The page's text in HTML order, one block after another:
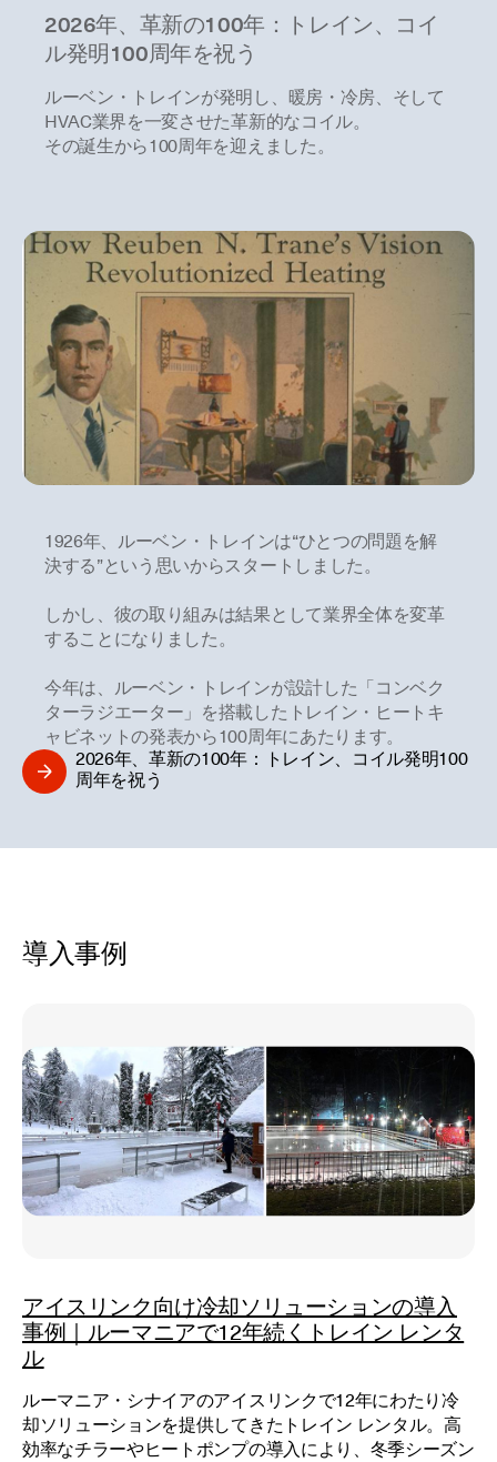
2026年、革新の100年：トレイン、コイ
ル発明100周年を祝う
ルーベン・トレインが発明し、暖房・冷房、そして
HVAC業界を一変させた革新的なコイル。
その誕生から100周年を迎えました。
1926年、ルーベン・トレインは“ひとつの問題を解
決する”という思いからスタートしました。
しかし、彼の取り組みは結果として業界全体を変革
することになりました。
今年は、ルーベン・トレインが設計した「コンベク
ターラジエーター」を搭載したトレイン・ヒートキ
ャビネットの発表から100周年にあたります。
2026年、革新の100年：トレイン、コイル発明100
周年を祝う
導入事例
アイスリンク向け冷却ソリューションの導入
事例｜ルーマニアで12年続くトレイン レンタ
ル
ルーマニア・シナイアのアイスリンクで12年にわたり冷
却ソリューションを提供してきたトレイン レンタル。高
効率なチラーやヒートポンプの導入により、冬季シーズン